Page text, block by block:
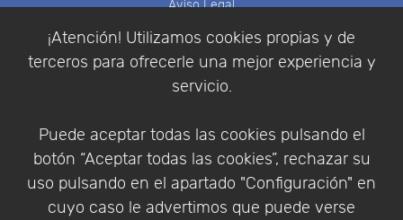
¡Atención! Utilizamos cookies propias y de
terceros para ofrecerle una mejor experiencia y
servicio.
Puede aceptar todas las cookies pulsando el
botón “Aceptar todas las cookies”, rechazar su
uso pulsando en el apartado "Configuración" en
cuyo caso le advertimos que puede verse
Aviso Legal
Política de Privacidad
Condiciones de compra
Identificarse